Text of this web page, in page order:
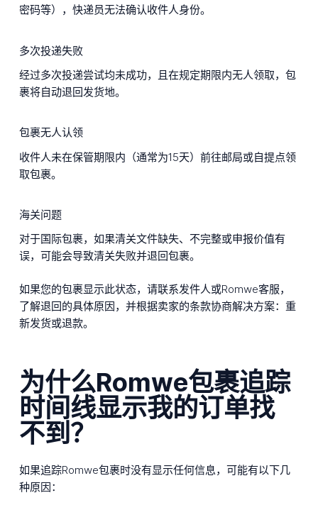
密码等），快递员无法确认收件人身份。
多次投递失败
经过多次投递尝试均未成功，且在规定期限内无人领取，包
裹将自动退回发货地。
包裹无人认领
收件人未在保管期限内（通常为15天）前往邮局或自提点领
取包裹。
海关问题
对于国际包裹，如果清关文件缺失、不完整或申报价值有
误，可能会导致清关失败并退回包裹。
如果您的包裹显示此状态，请联系发件人或Romwe客服，
了解退回的具体原因，并根据卖家的条款协商解决方案：重
新发货或退款。
为什么Romwe包裹追踪
时间线显示我的订单找
不到？
如果追踪Romwe包裹时没有显示任何信息，可能有以下几
种原因：